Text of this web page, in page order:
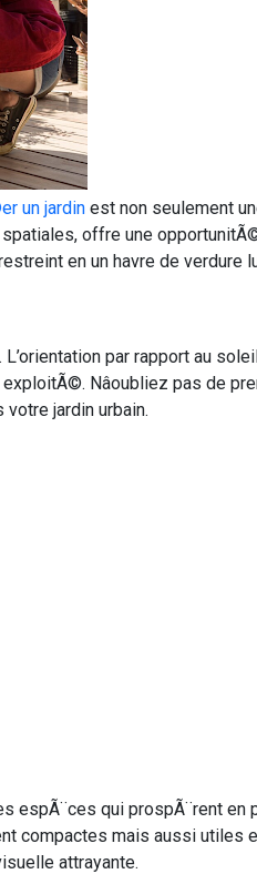
un jardin est non seulement
offre une
en un havre de verdure
par rapport au
Nâoubliez pas de
jardin urbain.
espÃ¨ces qui prospÃ¨rent
compactes mais aussi
attrayante.